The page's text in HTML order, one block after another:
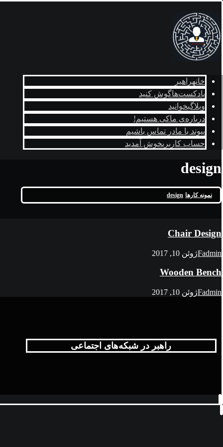
خانهراهبر
پادکست‌هاگوش کنید
وبلاگبخوانید
درباره‌ی ماکی هستیم!
پیوند با مادر تماس باشیم
حساب کاربریخوش آمدید
design
نمونه کارها design
Chair Design
Fadminژوئن 10, 2017
Wooden Bench
Fadminژوئن 10, 2017
راهبر در شبکه‌های اجتماعی